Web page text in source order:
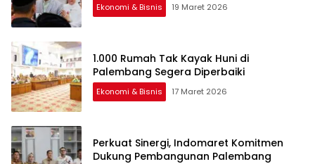
Ekonomi & Bisnis 19 Maret 2026
1.000 Rumah Tak Kayak Huni di
Palembang Segera Diperbaiki
Ekonomi & Bisnis 17 Maret 2026
Perkuat Sinergi, Indomaret Komitmen
Dukung Pembangunan Palembang